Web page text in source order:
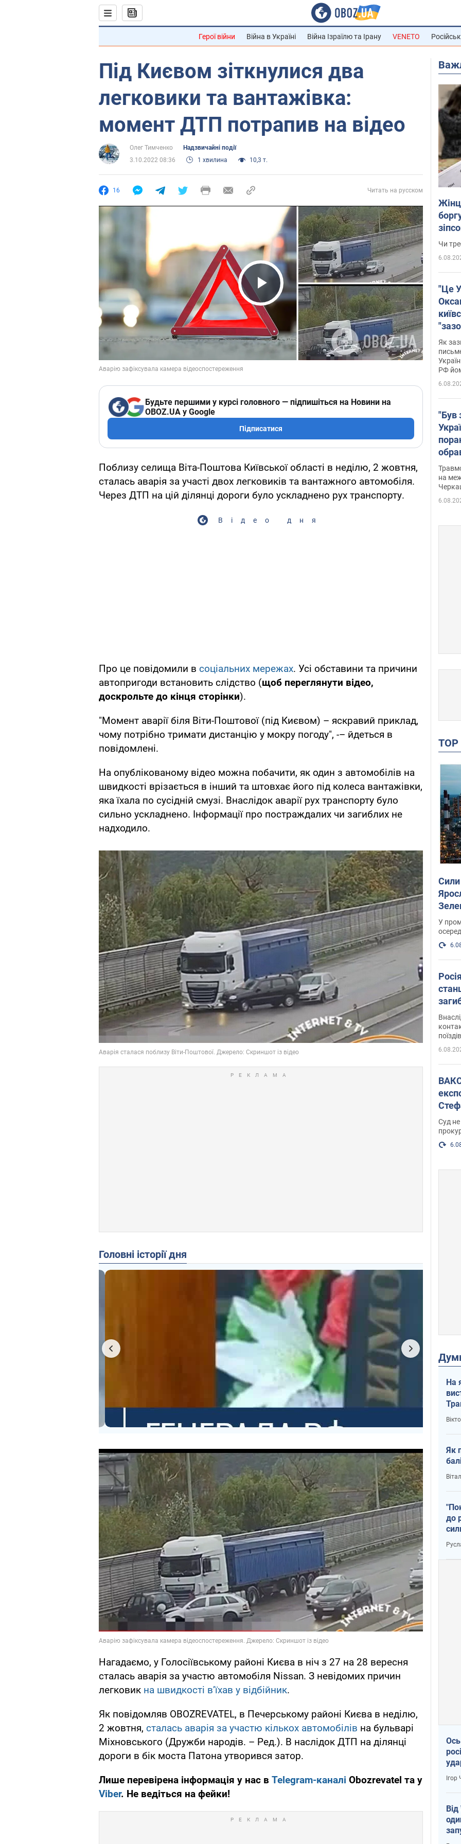
Герої війни Війна в Україні Війна Ізраїлю та Ірану VENETO
Під Києвом зіткнулися два
легковики та вантажівка:
момент ДТП потрапив на відео
Олег Тимченко
Надзвичайні події
3.10.2022 08:36
1 хвилина 10,3 т.
16 Читать на русском
Play Video
Будьте першими у курсі головного — підпишіться на Новини на
OBOZ.UA у Google
Підписатися
Поблизу селища Віта-Поштова Київської області в неділю, 2 жовтня,
сталась аварія за участі двох легковиків та вантажного автомобіля.
Через ДТП на цій ділянці дороги було ускладнено рух транспорту.
Відео дня
Про це повідомили в соціальних мережах. Усі обставини та причини
автопригоди встановить слідство (щоб переглянути відео,
доскрольте до кінця сторінки).
"Момент аварії біля Віти-Поштової (під Києвом) – яскравий приклад,
чому потрібно тримати дистанцію у мокру погоду", -– йдеться в
повідомлені.
На опублікованому відео можна побачити, як один з автомобілів на
швидкості врізається в інший та штовхає його під колеса вантажівки,
яка їхала по сусідній смузі. Внаслідок аварії рух транспорту було
сильно ускладнено. Інформації про постраждалих чи загиблих не
надходило.
Головні історії дня
Нагадаємо, у Голосіївському районі Києва в ніч з 27 на 28 вересня
сталась аварія за участю автомобіля Nissan. З невідомих причин
легковик на швидкості в’їхав у відбійник.
Як повідомляв OBOZREVATEL, в Печерському районі Києва в неділю,
2 жовтня, сталась аварія за участю кількох автомобілів на бульварі
Міхновського (Дружби народів. – Ред.). В наслідок ДТП на ділянці
дороги в бік моста Патона утворився затор.
Лише перевірена інформація у нас в Telegram-каналі Obozrevatel та у
Viber. Не ведіться на фейки!
Чи
"Це
Як
РФ
"Був
Фото
на
У
ВАКС обрав
Суд
На
Як
до